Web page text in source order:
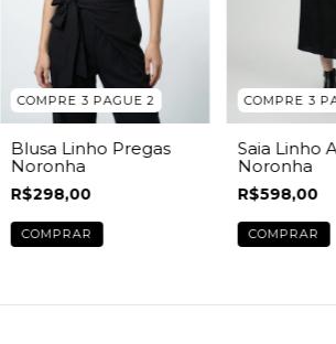
COMPRE 3 PAGUE 2
Blusa Linho Pregas
Noronha
R$298,00
COMPRAR
COMPRE 3
Saia Linho
Noronha
R$598,00
COMPRAR